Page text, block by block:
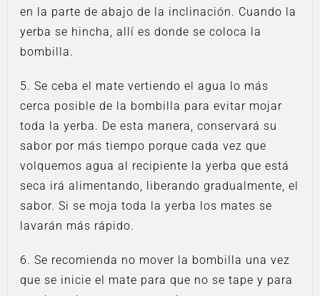
en la parte de abajo de la inclinación. Cuando la
yerba se hincha, allí es donde se coloca la
bombilla.
5. Se ceba el mate vertiendo el agua lo más
cerca posible de la bombilla para evitar mojar
toda la yerba. De esta manera, conservará su
sabor por más tiempo porque cada vez que
volquemos agua al recipiente la yerba que está
seca irá alimentando, liberando gradualmente, el
sabor. Si se moja toda la yerba los mates se
lavarán más rápido.
6. Se recomienda no mover la bombilla una vez
que se inicie el mate para que no se tape y para